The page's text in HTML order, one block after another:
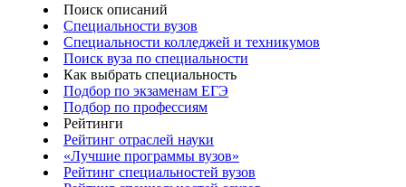
Поиск описаний
Специальности вузов
Специальности колледжей и техникумов
Поиск вуза по специальности
Как выбрать специальность
Подбор по экзаменам ЕГЭ
Подбор по профессиям
Рейтинги
Рейтинг отраслей науки
«Лучшие программы вузов»
Рейтинг специальностей вузов